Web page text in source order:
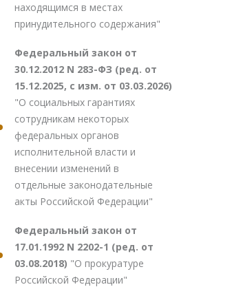
находящимся в местах
принудительного содержания"
Федеральный закон от
30.12.2012 N 283-ФЗ (ред. от
15.12.2025, с изм. от 03.03.2026)
"О социальных гарантиях
сотрудникам некоторых
федеральных органов
исполнительной власти и
внесении изменений в
отдельные законодательные
акты Российской Федерации"
Федеральный закон от
17.01.1992 N 2202-1 (ред. от
03.08.2018) "О прокуратуре
Российской Федерации"